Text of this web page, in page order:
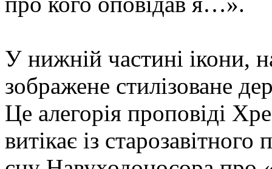
У нижній частині ікони,
зображене стилізоване
Це алегорія проповіді
витікає із